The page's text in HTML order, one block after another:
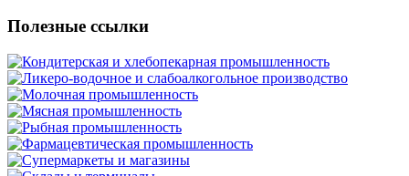
Полезные ссылки
Кондитерская и хлебопекарная промышленность
Ликеро-водочное и слабоалкогольное производство
Молочная промышленность
Мясная промышленность
Рыбная промышленность
Фармацевтическая промышленность
Супермаркеты и магазины